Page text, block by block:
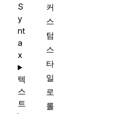
커
스
텀
스
타
일
로
롤
S
y
nt
a
x
텍
스
트